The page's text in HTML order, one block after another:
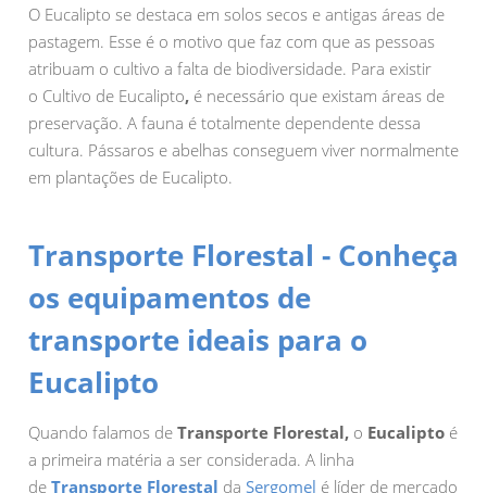
O Eucalipto se destaca em solos secos e antigas áreas de
pastagem. Esse é o motivo que faz com que as pessoas
atribuam o cultivo a falta de biodiversidade. Para existir
o Cultivo de Eucalipto, é necessário que existam áreas de
preservação. A fauna é totalmente dependente dessa
cultura. Pássaros e abelhas conseguem viver normalmente
em plantações de Eucalipto.
Transporte Florestal - Conheça
os equipamentos de
transporte ideais para o
Eucalipto
Quando falamos de Transporte Florestal, o Eucalipto é
a primeira matéria a ser considerada. A linha
de Transporte Florestal da Sergomel é líder de mercado